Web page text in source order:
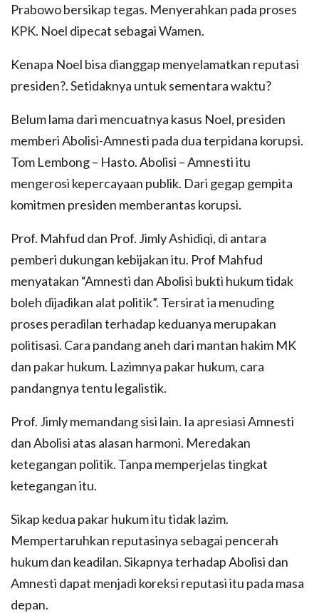
Prabowo bersikap tegas. Menyerahkan pada proses
KPK. Noel dipecat sebagai Wamen.
Kenapa Noel bisa dianggap menyelamatkan reputasi
presiden?. Setidaknya untuk sementara waktu?
Belum lama dari mencuatnya kasus Noel, presiden
memberi Abolisi-Amnesti pada dua terpidana korupsi.
Tom Lembong – Hasto. Abolisi – Amnesti itu
mengerosi kepercayaan publik. Dari gegap gempita
komitmen presiden memberantas korupsi.
Prof. Mahfud dan Prof. Jimly Ashidiqi, di antara
pemberi dukungan kebijakan itu. Prof Mahfud
menyatakan “Amnesti dan Abolisi bukti hukum tidak
boleh dijadikan alat politik”. Tersirat ia menuding
proses peradilan terhadap keduanya merupakan
politisasi. Cara pandang aneh dari mantan hakim MK
dan pakar hukum. Lazimnya pakar hukum, cara
pandangnya tentu legalistik.
Prof. Jimly memandang sisi lain. Ia apresiasi Amnesti
dan Abolisi atas alasan harmoni. Meredakan
ketegangan politik. Tanpa memperjelas tingkat
ketegangan itu.
Sikap kedua pakar hukum itu tidak lazim.
Mempertaruhkan reputasinya sebagai pencerah
hukum dan keadilan. Sikapnya terhadap Abolisi dan
Amnesti dapat menjadi koreksi reputasi itu pada masa
depan.